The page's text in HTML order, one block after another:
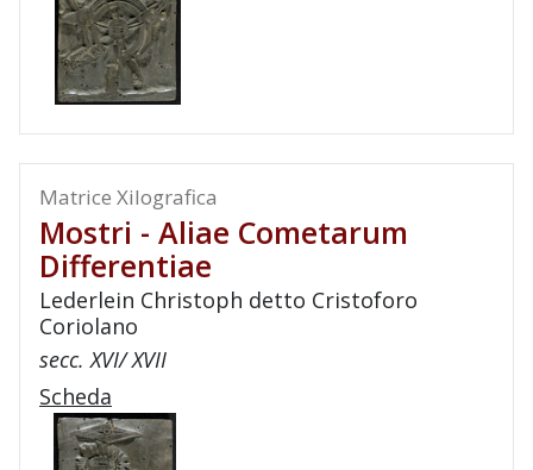
Matrice Xilografica
Mostri - Aliae Cometarum
Differentiae
Lederlein Christoph detto Cristoforo
Coriolano
secc. XVI/ XVII
Scheda